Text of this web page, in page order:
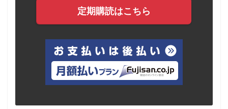
定期購読はこちら